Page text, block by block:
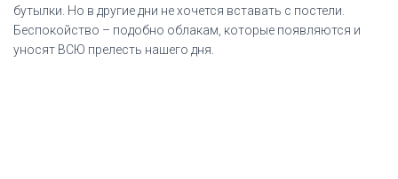
бутылки. Но в другие дни не хочется вставать с постели.
Беспокойство – подобно облакам, которые появляются и
уносят ВСЮ прелесть нашего дня.